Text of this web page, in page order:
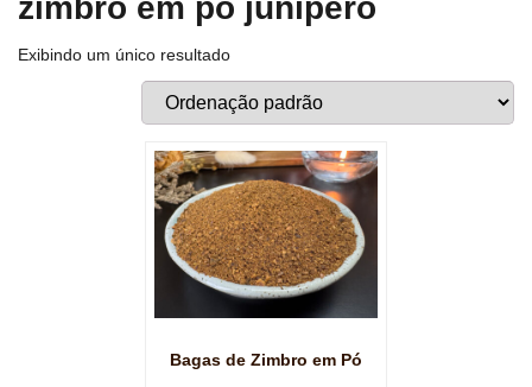
zimbro em pó junípero
Exibindo um único resultado
Bagas de Zimbro em Pó